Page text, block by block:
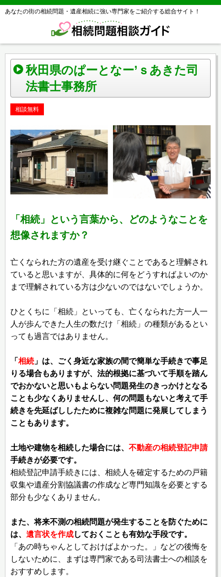
あなたの街の相続問題・遺産相続に強い専門家をご紹介する総合サイト！
秋田県のぱーとなー’ｓあきた司
法書士事務所
相談無料
「相続」という言葉から、どのようなことを
想像されますか？
亡くなられた方の遺産を受け継ぐことであると理解され
ていると思いますが、具体的に何をどうすればよいのか
まで理解されている方は少ないのではないでしょうか。
ひとくちに「相続」といっても、亡くなられた方一人一
人が歩んできた人生の数だけ「相続」の種類があるとい
っても過言ではありません。
「 相続 」は、ごく身近な家族の間で簡単な手続きで事足
りる場合もありますが、法的根拠に基づいて手順を踏ん
でおかないと思いもよらない問題発生のきっかけとなる
ことも少なくありませんし、何の問題もないと考えて手
続きを先延ばししたために複雑な問題に発展してしまう
こともあります。
土地や建物を相続した場合には、 不動産の相続登記申請
手続きが必要です。
相続登記申請手続きには、相続人を確定するための戸籍
収集や遺産分割協議書の作成など専門知識を必要とする
部分も少なくありません。
また、将来不測の相続問題が発生することを防ぐために
は、 遺言状を作成しておくことも有効な手段です。
「あの時ちゃんとしておけばよかった。」などの後悔を
しないために、まずは専門家である司法書士への相談を
おすすめします。